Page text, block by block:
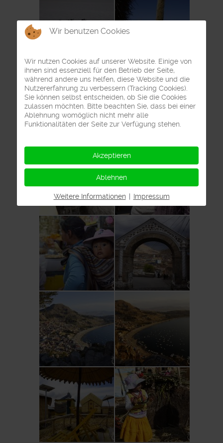
Wir benutzen Cookies
Wir nutzen Cookies auf unserer Website. Einige von
ihnen sind essenziell für den Betrieb der Seite,
während andere uns helfen, diese Website und die
Nutzererfahrung zu verbessern (Tracking Cookies).
Sie können selbst entscheiden, ob Sie die Cookies
zulassen möchten. Bitte beachten Sie, dass bei einer
Ablehnung womöglich nicht mehr alle
Funktionalitäten der Seite zur Verfügung stehen.
Akzeptieren
Ablehnen
Weitere Informationen | Impressum